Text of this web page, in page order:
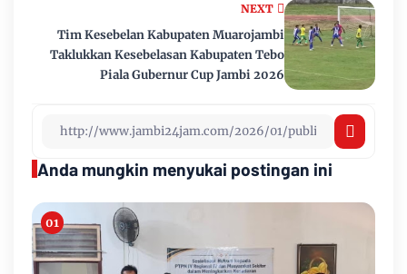
NEXT
Tim Kesebelan Kabupaten Muarojambi
Taklukkan Kesebelasan Kabupaten Tebo
Piala Gubernur Cup Jambi 2026
Anda mungkin menyukai postingan ini